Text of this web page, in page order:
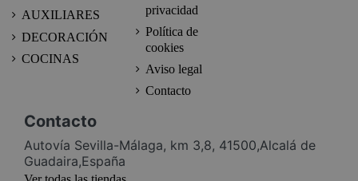
AUXILIARES
DECORACIÓN
COCINAS
privacidad
Política de
cookies
Aviso legal
Contacto
Contacto
Autovía Sevilla-Málaga, km 3,8, 41500,Alcalá de
Guadaira,España